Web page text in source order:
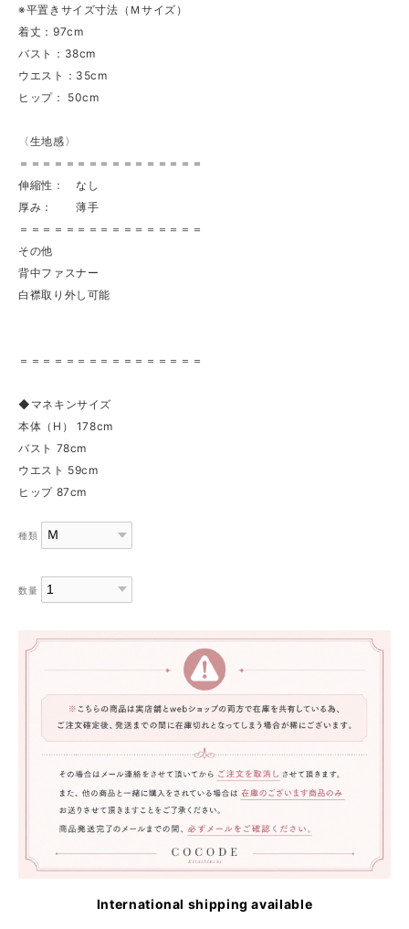
※平置きサイズ寸法（Ｍサイズ）
着丈：97cm
バスト：38cm
ウエスト：35cm
ヒップ： 50cm
〈生地感〉
＝＝＝＝＝＝＝＝＝＝＝＝＝＝＝＝
伸縮性： なし
厚み： 薄手
＝＝＝＝＝＝＝＝＝＝＝＝＝＝＝＝
その他
背中ファスナー
白襟取り外し可能
＝＝＝＝＝＝＝＝＝＝＝＝＝＝＝＝
◆マネキンサイズ
本体（H） 178cm
バスト 78cm
ウエスト 59cm
ヒップ 87cm
種類
数量
International shipping available